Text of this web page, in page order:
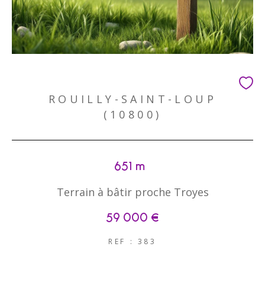
ROUILLY-SAINT-LOUP
(10800)
651 m²
Terrain à bâtir proche Troyes
59 000 €
REF : 383